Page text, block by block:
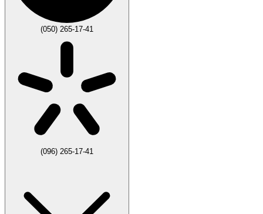
(050) 265-17-41
(096) 265-17-41